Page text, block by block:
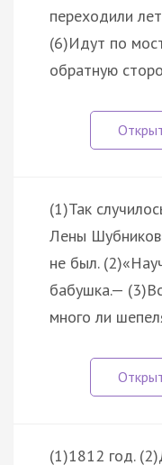
переходили
(6)Идут по
обратную
(1)Так
Лены
не был.
бабушка.—
много ли
(1)1812 год.